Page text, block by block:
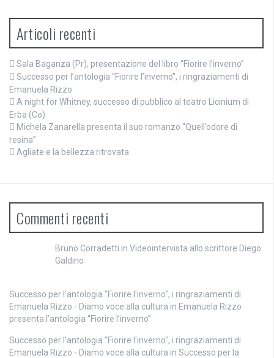
Articoli recenti
Sala Baganza (Pr), presentazione del libro “Fiorire l’inverno”
Successo per l’antologia “Fiorire l’inverno”, i ringraziamenti di
Emanuela Rizzo
A night for Whitney, successo di pubblico al teatro Licinium di
Erba (Co)
Michela Zanarella presenta il suo romanzo “Quell’odore di
resina”
Agliate e la bellezza ritrovata
Commenti recenti
Bruno Corradetti in Videointervista allo scrittore Diego
Galdino
Successo per l'antologia "Fiorire l'inverno", i ringraziamenti di
Emanuela Rizzo - Diamo voce alla cultura in Emanuela Rizzo
presenta l’antologia “Fiorire l’inverno”
Successo per l'antologia "Fiorire l'inverno", i ringraziamenti di
Emanuela Rizzo - Diamo voce alla cultura in Successo per la